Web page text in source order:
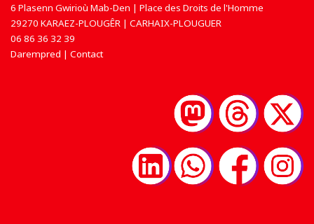
6 Plasenn Gwirioù Mab-Den | Place des Droits de l'Homme
29270 KARAEZ-PLOUGÊR | CARHAIX-PLOUGUER
06 86 36 32 39
Darempred | Contact